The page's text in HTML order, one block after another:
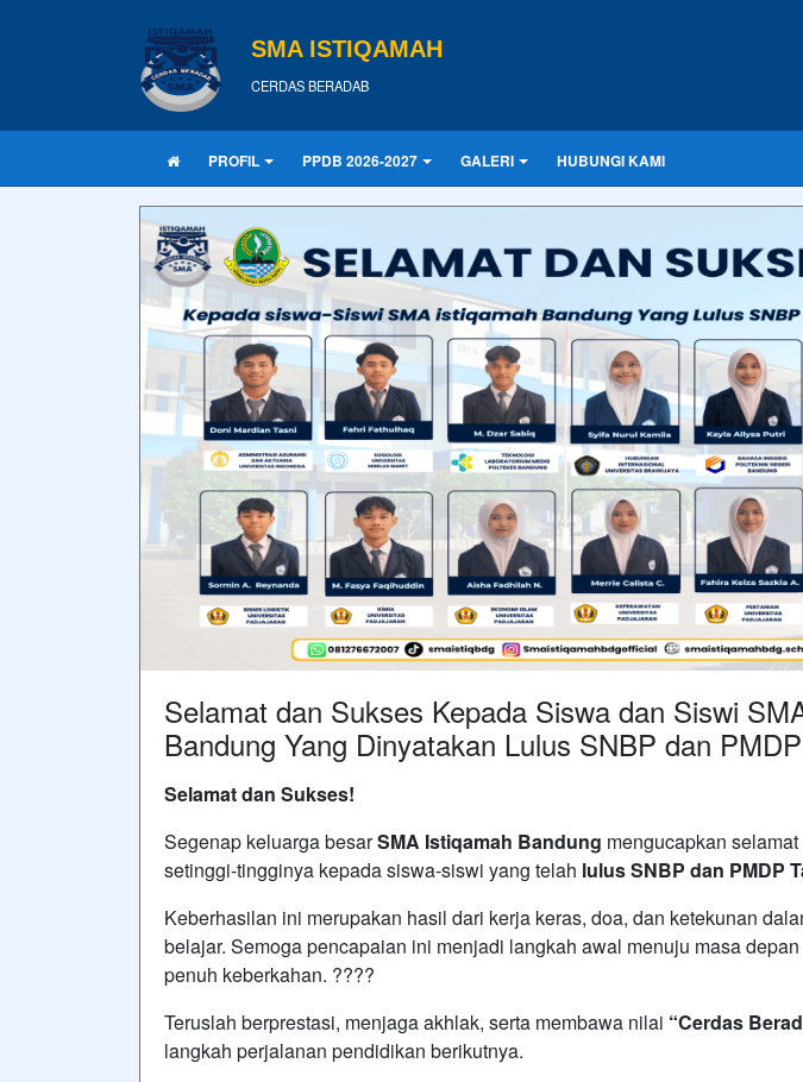
SMA ISTIQAMAH
CERDAS BERADAB
PROFIL PPDB 2026-2027 GALERI HUBUNGI KAMI
Selamat dan Sukses Kepada Siswa dan Siswi
Bandung Yang Dinyatakan Lulus SNBP dan
Selamat dan Sukses!
Segenap keluarga besarSMA Istiqamah Bandung mengucapkan
setinggi-tingginya kepada siswa-siswi yang telah lulus SNBP dan PMDP
Keberhasilan ini merupakan hasil dari kerja keras, doa, dan ketekunan
belajar. Semoga pencapaian ini menjadi langkah awal menuju masa
penuh keberkahan. ????
Teruslah berprestasi, menjaga akhlak, serta membawa nilai “Cerdas
langkah perjalanan pendidikan berikutnya.